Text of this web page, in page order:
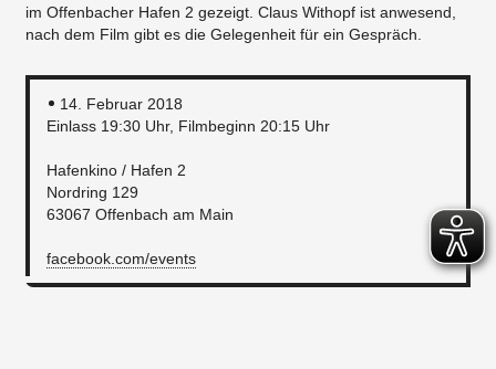
im Offenbacher Hafen 2 gezeigt. Claus Withopf ist anwesend,
nach dem Film gibt es die Gelegenheit für ein Gespräch.
14. Februar 2018
Einlass 19:30 Uhr, Filmbeginn 20:15 Uhr
Hafenkino / Hafen 2
Nordring 129
63067 Offenbach am Main
facebook.com/events